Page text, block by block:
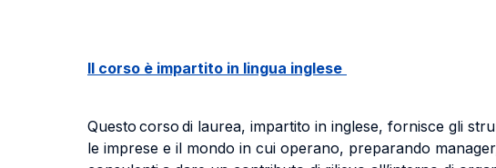
Il corso è impartito in lingua inglese
Questo corso di laurea, impartito in inglese, fornisce gli
le imprese e il mondo in cui operano, preparando